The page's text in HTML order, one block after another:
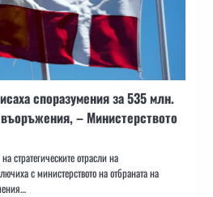
споразумения за 535 млн.
въоръжения, – Министерството
стратегическите отрасли на
с министерството на отбраната на